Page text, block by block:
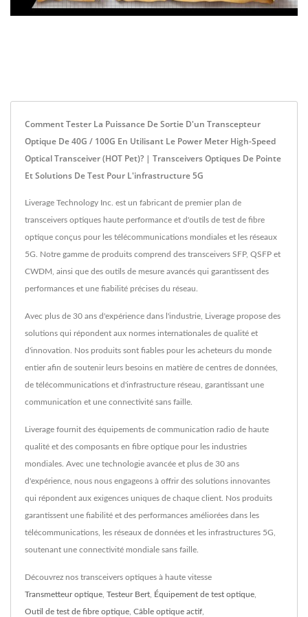
Comment Tester La Puissance De Sortie D'un Transcepteur
Optique De 40G / 100G En Utilisant Le Power Meter High-Speed
Optical Transceiver (HOT Pet)? | Transceivers Optiques De Pointe
Et Solutions De Test Pour L'infrastructure 5G
Liverage Technology Inc. est un fabricant de premier plan de
transceivers optiques haute performance et d'outils de test de fibre
optique conçus pour les télécommunications mondiales et les réseaux
5G. Notre gamme de produits comprend des transceivers SFP, QSFP et
CWDM, ainsi que des outils de mesure avancés qui garantissent des
performances et une fiabilité précises du réseau.
Avec plus de 30 ans d'expérience dans l'industrie, Liverage propose des
solutions qui répondent aux normes internationales de qualité et
d'innovation. Nos produits sont fiables pour les acheteurs du monde
entier afin de soutenir leurs besoins en matière de centres de données,
de télécommunications et d'infrastructure réseau, garantissant une
communication et une connectivité sans faille.
Liverage fournit des équipements de communication radio de haute
qualité et des composants en fibre optique pour les industries
mondiales. Avec une technologie avancée et plus de 30 ans
d'expérience, nous nous engageons à offrir des solutions innovantes
qui répondent aux exigences uniques de chaque client. Nos produits
garantissent une fiabilité et des performances améliorées dans les
télécommunications, les réseaux de données et les infrastructures 5G,
soutenant une connectivité mondiale sans faille.
Découvrez nos transceivers optiques à haute vitesse
Transmetteur optique Testeur Bert Équipement de test optique
Outil de test de fibre optique Câble optique actif